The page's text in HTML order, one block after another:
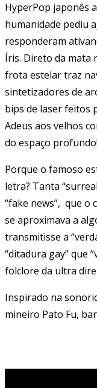
HyperPop japonês
humanidade pediu
responderam
Íris. Direto da mata
frota estelar traz
sintetizadores de
bips de laser feitos
Adeus aos velhos
do espaço
Porque o famoso
letra? Tanta
“fake news”, que o
se aproximava a
transmitisse a
“ditadura gay” que
folclore da ultra
Inspirado na
mineiro Pato Fu,